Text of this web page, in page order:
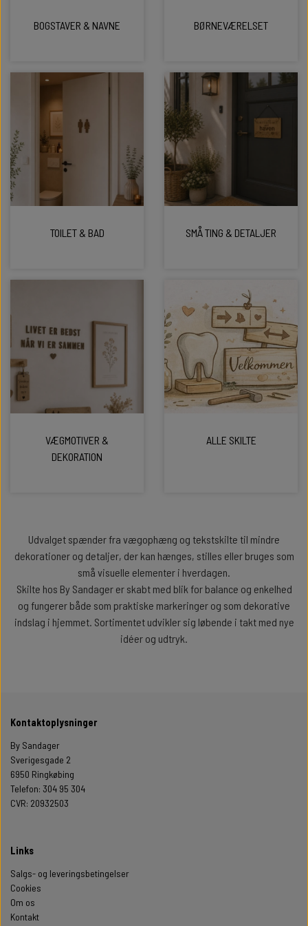
GULDBRYLLUP 50 ÅR
DIAMANTBRYLLUP 60 ÅR
KRONDIAMANTBRYLLUP 65 ÅR
JERNBRYLLUP 70 ÅR
NØGLERINGE
BOGSTAVER & NAVNE BØRNEVÆRELSET
TOILET & BAD SMÅ TING & DETALJER
VÆGMOTIVER &
DEKORATION
ALLE SKILTE
Udvalget spænder fra vægophæng og tekstskilte til mindre
dekorationer og detaljer, der kan hænges, stilles eller bruges som
små visuelle elementer i hverdagen.
Skilte hos By Sandager er skabt med blik for balance og enkelhed
og fungerer både som praktiske markeringer og som dekorative
indslag i hjemmet. Sortimentet udvikler sig løbende i takt med nye
idéer og udtryk.
Kontaktoplysninger
By Sandager
Sverigesgade 2
6950 Ringkøbing
Telefon: 304 95 304
CVR: 20932503
Links
Salgs- og leveringsbetingelser
Cookies
Om os
Kontakt